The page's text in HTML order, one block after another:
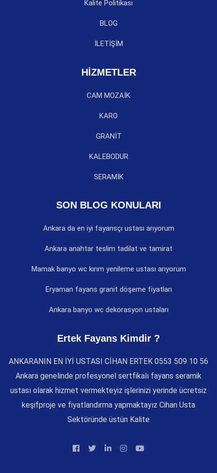
Kalite Politikası
BLOG
İLETİŞİM
HİZMETLER
CAM MOZAİK
KARO
GRANİT
KALEBODUR
SERAMİK
SON BLOG KONULARI
Ankara da en iyi fayansçı ustası arıyorum
Ankara anahtar teslim tadilat ve tamirat
Mamak banyo wc kırım yenileme ustası arıyorum
Eryaman fayans granit döşeme fiyatları
Ankara banyo wc dekorasyon ustaları
Ertek Fayans Kimdir ?
ANKARANIN EN İYİ USTASI CİHAN ERTEK 0553 509 10 56
Ankara genelinde profesyonel sertfikalı fayans seramik
ustası olarak hizmet vermekteyiz işlerinizi yerinde ücretsiz
keşifproje ve fiyatlandırma yapmaktayız Cihan Usta
Sektöründe üstün Kalite